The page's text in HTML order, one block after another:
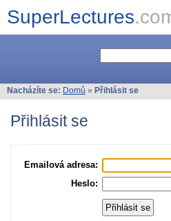
SuperLectures
Nacházíte se: Domů » Přihlásit se
Přihlásit se
Emailová adresa:
Heslo: